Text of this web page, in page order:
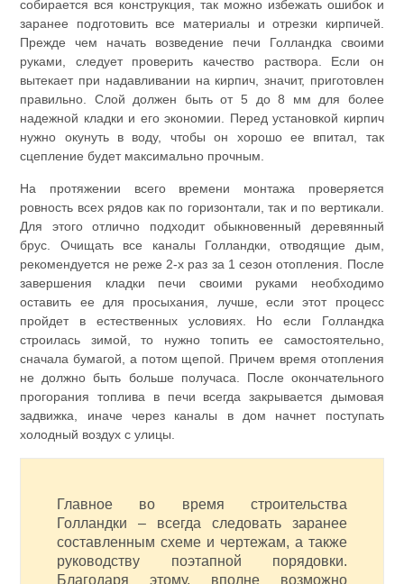
собирается вся конструкция, так можно избежать ошибок и
заранее подготовить все материалы и отрезки кирпичей.
Прежде чем начать возведение печи Голландка своими
руками, следует проверить качество раствора. Если он
вытекает при надавливании на кирпич, значит, приготовлен
правильно. Слой должен быть от 5 до 8 мм для более
надежной кладки и его экономии. Перед установкой кирпич
нужно окунуть в воду, чтобы он хорошо ее впитал, так
сцепление будет максимально прочным.
На протяжении всего времени монтажа проверяется
ровность всех рядов как по горизонтали, так и по вертикали.
Для этого отлично подходит обыкновенный деревянный
брус. Очищать все каналы Голландки, отводящие дым,
рекомендуется не реже 2-х раз за 1 сезон отопления. После
завершения кладки печи своими руками необходимо
оставить ее для просыхания, лучше, если этот процесс
пройдет в естественных условиях. Но если Голландка
строилась зимой, то нужно топить ее самостоятельно,
сначала бумагой, а потом щепой. Причем время отопления
не должно быть больше получаса. После окончательного
прогорания топлива в печи всегда закрывается дымовая
задвижка, иначе через каналы в дом начнет поступать
холодный воздух с улицы.
Главное во время строительства
Голландки – всегда следовать заранее
составленным схеме и чертежам, а также
руководству поэтапной порядовки.
Благодаря этому, вполне возможно